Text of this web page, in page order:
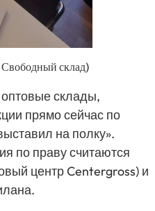
склад)
оптовые склады,
прямо сейчас по
на полку».
по праву считаются
центрCentergross) и